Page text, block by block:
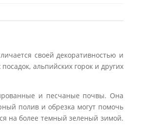
своей декоративностью и
альпийских горок и других
и песчаные почвы. Она
полив и обрезка могут помочь
на более темный зеленый зимой.